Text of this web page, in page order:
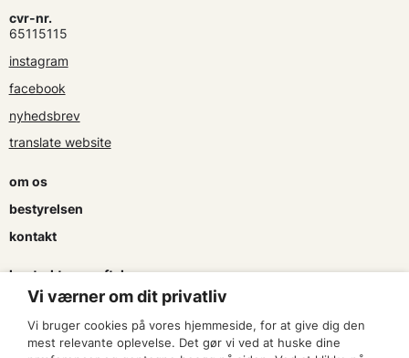
cvr-nr.
65115115
instagram
facebook
nyhedsbrev
translate website
om os
bestyrelsen
kontakt
kontrakter og aftaler
søg tilskud
presse & logo
Vi værner om dit privatliv
Vi bruger cookies på vores hjemmeside, for at give dig den
mest relevante oplevelse. Det gør vi ved at huske dine